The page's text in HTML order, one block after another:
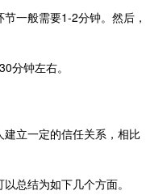
一般需要1-2分钟。然后，
分钟左右。
立一定的信任关系，相比
总结为如下几个方面。